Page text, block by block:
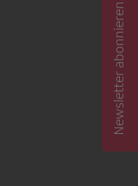
Newsletter abonnieren